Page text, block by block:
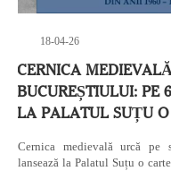
18-04-26
CERNICA
BUCUREȘTIULUI: PE
LA PALATUL SUȚU
Cernica medievală urcă pe
lansează la Palatul Suțu o